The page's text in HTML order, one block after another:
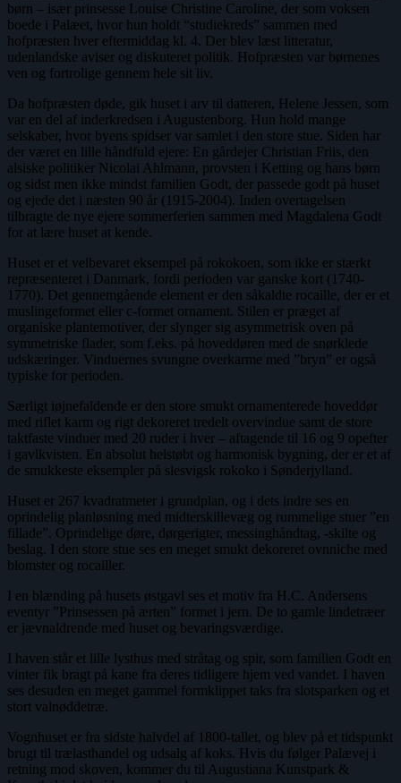
børn – især prinsesse Louise Christine Caroline, der som voksen
boede i Palæet, hvor hun holdt “studiekreds” sammen med
hofpræsten hver eftermiddag kl. 4. Der blev læst litteratur,
udenlandske aviser og diskuteret politik. Hofpræsten var børnenes
ven og fortrolige gennem hele sit liv.
Da hofpræsten døde, gik huset i arv til datteren, Helene Jessen, som
var en del af inderkredsen i Augustenborg. Hun hold mange
selskaber, hvor byens spidser var samlet i den store stue. Siden har
der været en lille håndfuld ejere: En gårdejer Christian Friis, den
alsiske politiker Nicolai Ahlmann, provsten i Ketting og hans børn
og sidst men ikke mindst familien Godt, der passede godt på huset
og ejede det i næsten 90 år (1915-2004). Inden overtagelsen
tilbragte de nye ejere sommerferien sammen med Magdalena Godt
for at lære huset at kende.
Huset er et velbevaret eksempel på rokokoen, som ikke er stærkt
repræsenteret i Danmark, fordi perioden var ganske kort (1740-
1770). Det gennemgående element er den såkaldte rocaille, der er et
muslingeformet eller c-formet ornament. Stilen er præget af
organiske plantemotiver, der slynger sig asymmetrisk oven på
symmetriske flader, som f.eks. på hoveddøren med de snørklede
udskæringer. Vinduernes svungne overkarme med ”bryn” er også
typiske for perioden.
Særligt iøjnefaldende er den store smukt ornamenterede hoveddør
med riflet karm og rigt dekoreret tredelt overvindue samt de store
taktfaste vinduer med 20 ruder i hver – aftagende til 16 og 9 opefter
i gavlkvisten. En absolut helstøbt og harmonisk bygning, der er et af
de smukkeste eksempler på slesvigsk rokoko i Sønderjylland.
Huset er 267 kvadratmeter i grundplan, og i dets indre ses en
oprindelig planløsning med midterskillevæg og rummelige stuer ”en
fillade”. Oprindelige døre, dørgerigter, messinghåndtag, -skilte og
beslag. I den store stue ses en meget smukt dekoreret ovnniche med
blomster og rocailler.
I en blænding på husets østgavl ses et motiv fra H.C. Andersens
eventyr ”Prinsessen på ærten” formet i jern. De to gamle lindetræer
er jævnaldrende med huset og bevaringsværdige.
I haven står et lille lysthus med stråtag og spir, som familien Godt en
vinter fik bragt på kane fra deres tidligere hjem ved vandet. I haven
ses desuden en meget gammel formklippet taks fra slotsparken og et
stort valnøddetræ.
Vognhuset er fra sidste halvdel af 1800-tallet, og blev på et tidspunkt
brugt til trælasthandel og udsalg af koks. Hvis du følger Palævej i
retning mod skoven, kommer du til Augustiana Kunstpark &